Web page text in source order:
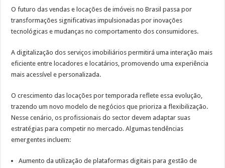
O futuro das vendas e locações de imóveis no Brasil passa por
transformações significativas impulsionadas por inovações
tecnológicas e mudanças no comportamento dos consumidores.
A digitalização dos serviços imobiliários permitirá uma interação mais
eficiente entre locadores e locatários, promovendo uma experiência
mais acessível e personalizada.
O crescimento das locações por temporada reflete essa evolução,
trazendo um novo modelo de negócios que prioriza a flexibilização.
Nesse cenário, os profissionais do sector devem adaptar suas
estratégias para competir no mercado. Algumas tendências
emergentes incluem:
Aumento da utilização de plataformas digitais para gestão de